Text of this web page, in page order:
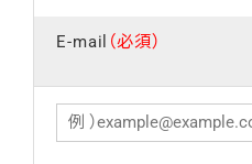
E-mail （必須）